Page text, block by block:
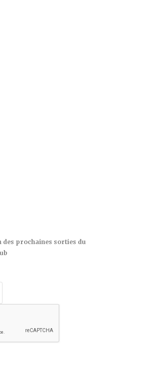
des prochaines sorties du